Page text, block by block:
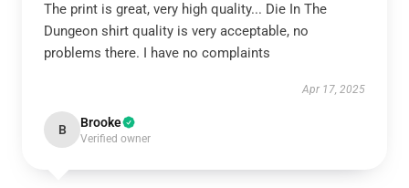
The print is great, very high quality... Die In The
Dungeon shirt quality is very acceptable, no
problems there. I have no complaints
Apr 17, 2025
B Brooke
Verified owner